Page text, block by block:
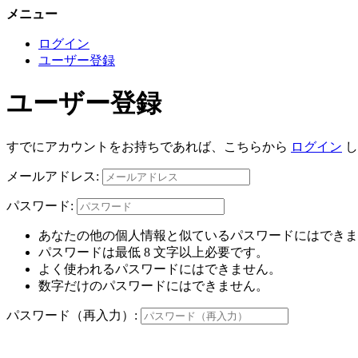
メニュー
ログイン
ユーザー登録
ユーザー登録
すでにアカウントをお持ちであれば、こちらから ログイン
メールアドレス:
パスワード:
あなたの他の個人情報と似ているパスワードにはできま
パスワードは最低 8 文字以上必要です。
よく使われるパスワードにはできません。
数字だけのパスワードにはできません。
パスワード（再入力）: